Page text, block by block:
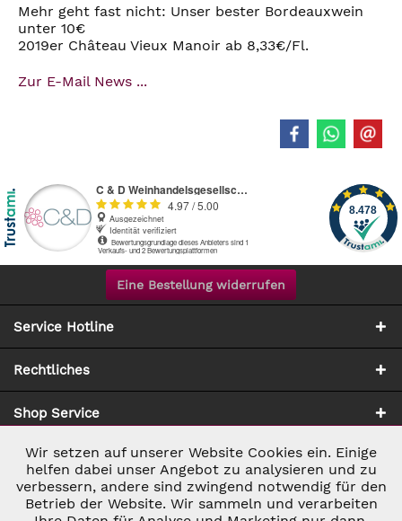
Mehr geht fast nicht: Unser bester Bordeauxwein
unter 10€
2019er Château Vieux Manoir ab 8,33€/Fl.
Zur E-Mail News ...
Eine Bestellung widerrufen
Service Hotline
Rechtliches
Shop Service
Zahlung & Versand
Notwendig Aktiv
Marketing Inaktiv
Wir setzen auf unserer Website Cookies ein. Einige
helfen dabei unser Angebot zu analysieren und zu
verbessern, andere sind zwingend notwendig für den
Betrieb der Website. Wir sammeln und verarbeiten